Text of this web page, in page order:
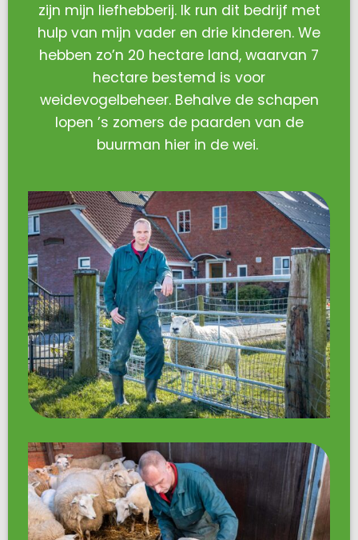
zijn mijn liefhebberij. Ik run dit bedrijf met
hulp van mijn vader en drie kinderen. We
hebben zo’n 20 hectare land, waarvan 7
hectare bestemd is voor
weidevogelbeheer. Behalve de schapen
lopen ’s zomers de paarden van de
buurman hier in de wei.